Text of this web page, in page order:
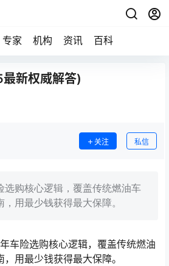
专家 机构 资讯 百科
新权威解答)
关注 私信
选购核心逻辑，覆盖传统燃油车
用最少钱获得最大保障。
车险选购核心逻辑，覆盖传统燃油
用最少钱获得最大保障。